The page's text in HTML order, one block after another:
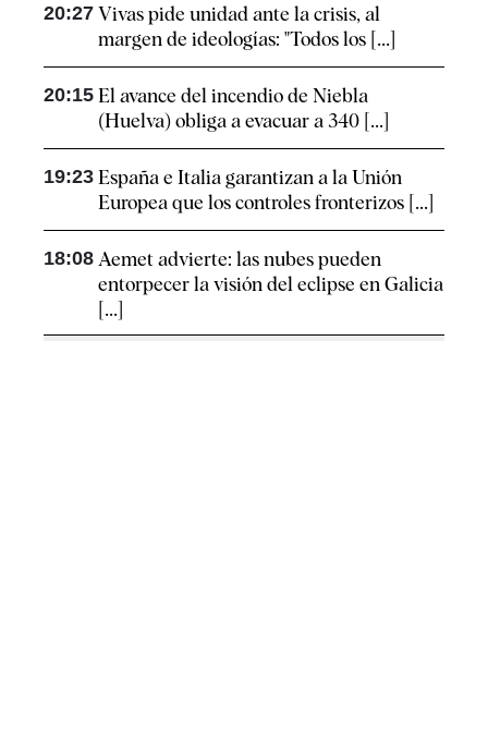
20:27 Vivas pide unidad ante la crisis, al
margen de ideologías: "Todos los [...]
20:15 El avance del incendio de Niebla
(Huelva) obliga a evacuar a 340 [...]
19:23 España e Italia garantizan a la Unión
Europea que los controles fronterizos [...]
18:08 Aemet advierte: las nubes pueden
entorpecer la visión del eclipse en Galicia
[...]